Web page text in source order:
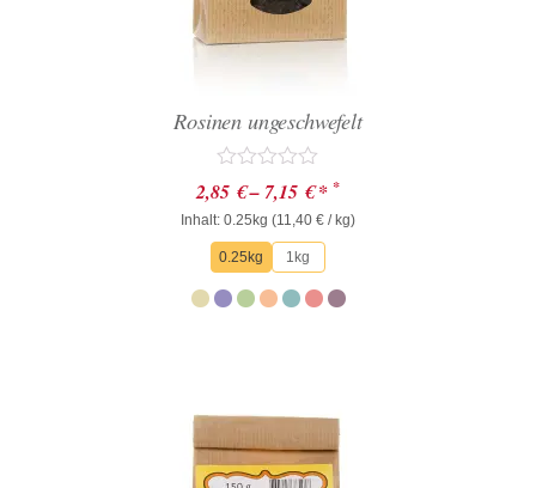
Rosinen ungeschwefelt
Bewertet
mit
0
von
5
2,85 €– 7,15 €* *
Inhalt: 0.25kg (11,40 € / kg)
0.25kg 1kg